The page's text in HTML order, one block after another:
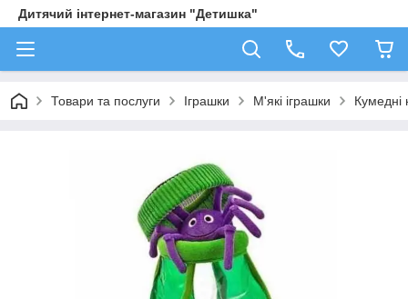
Дитячий інтернет-магазин "Детишка"
Товари та послуги Іграшки М'які іграшки Кумедні